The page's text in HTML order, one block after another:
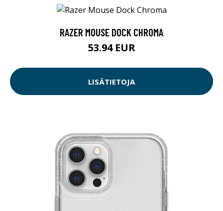
RAZER MOUSE DOCK CHROMA
53.94 EUR
LISÄTIETOJA